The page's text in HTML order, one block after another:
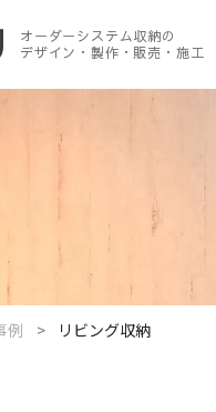
オーダーシステム収納の
デザイン・製作・販売・施工
例 リビング収納